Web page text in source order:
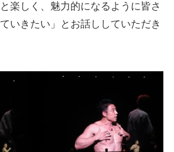
楽しく、魅力的になるように皆さ
いきたい」とお話ししていただき